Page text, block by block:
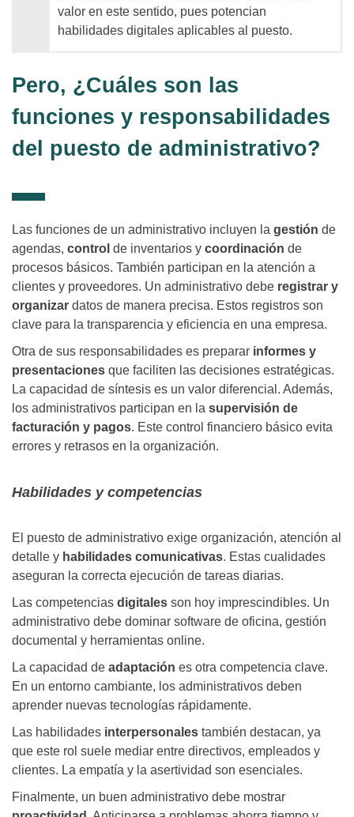
valor en este sentido, pues potencian
habilidades digitales aplicables al puesto.
Pero, ¿Cuáles son las
funciones y responsabilidades
del puesto de administrativo?
Las funciones de un administrativo incluyen la gestión de
agendas, control de inventarios y coordinación de
procesos básicos. También participan en la atención a
clientes y proveedores. Un administrativo debe registrar y
organizar datos de manera precisa. Estos registros son
clave para la transparencia y eficiencia en una empresa.
Otra de sus responsabilidades es preparar informes y
presentaciones que faciliten las decisiones estratégicas.
La capacidad de síntesis es un valor diferencial. Además,
los administrativos participan en la supervisión de
facturación y pagos. Este control financiero básico evita
errores y retrasos en la organización.
Habilidades y competencias
El puesto de administrativo exige organización, atención al
detalle y habilidades comunicativas. Estas cualidades
aseguran la correcta ejecución de tareas diarias.
Las competencias digitales son hoy imprescindibles. Un
administrativo debe dominar software de oficina, gestión
documental y herramientas online.
La capacidad de adaptación es otra competencia clave.
En un entorno cambiante, los administrativos deben
aprender nuevas tecnologías rápidamente.
Las habilidades interpersonales también destacan, ya
que este rol suele mediar entre directivos, empleados y
clientes. La empatía y la asertividad son esenciales.
Finalmente, un buen administrativo debe mostrar